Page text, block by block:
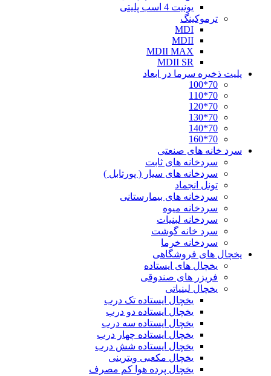
یونیت 4 اسب پلیتی
ترموکینگ
MDI
MDII
MDII MAX
MDII SR
پلیت ذخیره سرما در ابعاد
70*100
70*110
70*120
70*130
70*140
70*160
سرد خانه های صنعتی
سردخانه های ثابت
سردخانه های سیار ( پورتابل )
تونل انجماد
سردخانه های بیمارستانی
سردخانه میوه
سردخانه لبنیات
سرد خانه گوشت
سردخانه خرما
یخچال های فروشگاهی
یخچال های ایستاده
فریزر های صندوقی
یخچال لبنیاتی
یخچال ایستاده تک درب
یخچال ایستاده دو درب
یخچال ایستاده سه درب
یخچال ایستاده چهار درب
یخچال ایستاده شش درب
یخچال مکعبی ویترینی
یخچال پرده هوا کم مصرف